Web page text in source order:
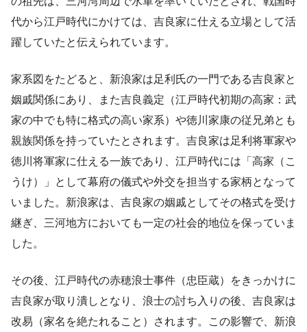
代から江戸時代にかけては、吉良家に仕える立場として活
躍していたと伝えられています。
家系図をたどると、新浪家は足利氏の一門である吉良家と
姻戚関係にあり、また吉良義定（江戸時代初期の高家：武
家の中でも特に格式の高い家系）や徳川家康の従兄弟とも
親族関係を持っていたとされます。吉良家は足利将軍家や
徳川将軍家に仕える一族であり、江戸時代には「高家（こ
うけ）」として幕府の儀式や外交を担当する家柄となって
いました。新浪家は、吉良家の姻戚としてその格式を受け
継ぎ、三河地方においても一定の社会的地位を保っていま
した。
その後、江戸時代の赤穂浪士事件（忠臣蔵）をきっかけに
吉良家が取り潰しとなり、浪士の討ち入りの後、吉良家は
改易（家名を絶たれること）されます。この影響で、新浪